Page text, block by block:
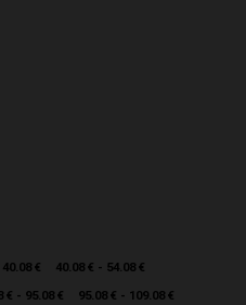
€
40.08 € - 54.08 €
€ - 95.08 €
95.08 € - 109.08 €